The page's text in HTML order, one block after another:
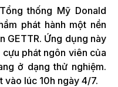
thống Mỹ Donald
phát hành một nền
GETTR. Ứng dụng này
phát ngôn viên của
ở dạng thử nghiệm.
vào lúc 10h ngày 4/7.